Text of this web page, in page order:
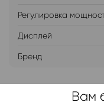
Регулировка
Дисплей
Бренд
ДОБАВИТЬ В
Вам